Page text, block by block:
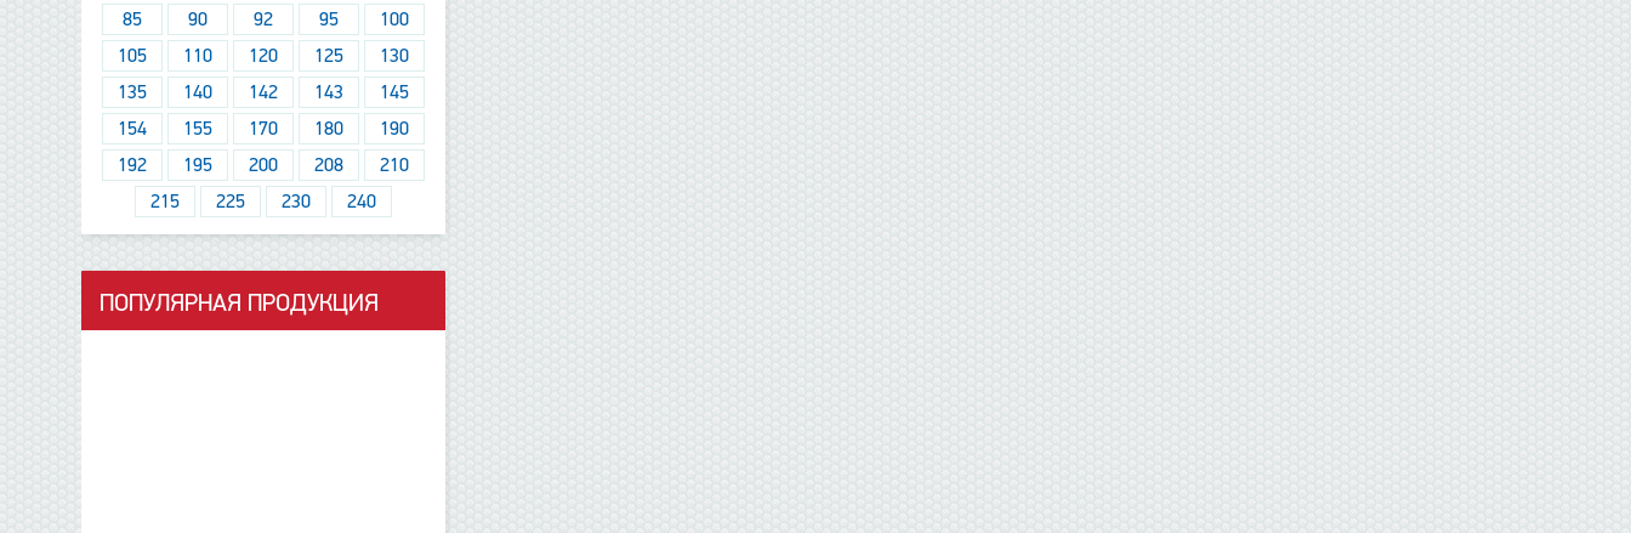
85
90 92 95
100
105
110 120 125
130
135
140 142 143
145
154
155 170 180
190
192
195 200 208
210
215
225 230 240
ПОПУЛЯРНАЯ ПРОДУКЦИЯ
данные отсутствуют